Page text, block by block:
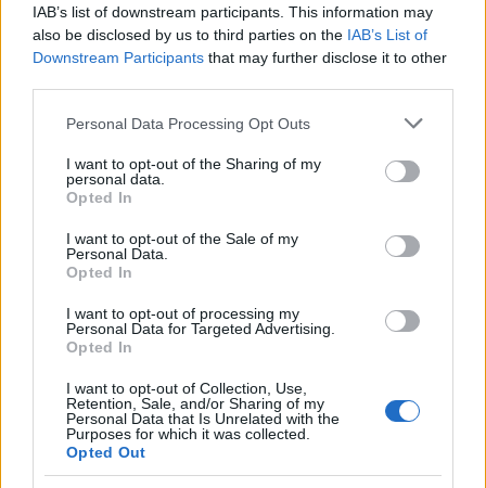
IAB’s list of downstream participants. This information may
also be disclosed by us to third parties on the IAB’s List of
Downstream Participants that may further disclose it to other
Please note that this website/app uses one or more Google
not limited to your visit or usage behaviour. You may click to
grant or deny consent to Google and its third-party tags to
use your data for below specified purposes in below Google
consent section.
Personal Data Processing Opt Outs
I want to opt-out of the Sharing of my
personal data.
Opted In
I want to opt-out of the Sale of my
Personal Data.
Opted In
I want to opt-out of processing my
Personal Data for Targeted Advertising.
Opted In
I want to opt-out of Collection, Use,
Retention, Sale, and/or Sharing of my
Personal Data that Is Unrelated with the
Purposes for which it was collected.
Opted Out
4Μεταφορές χρημάτων: Πότε μπορεί να
θεωρηθούν δωρεές και να επιβληθεί φόρος
– Τι ισχυεί για τις γονικές παροχές
5Λένα Σαμαρά: Συγκίνηση στο μνημόσυνο
κόρης του Αντώνη Σαμαρά
Πιο σχολιασμένα
Έφυγαν οι συνεργάτες, μένει η Μαρία
Καρυστιανού - Η επόμενη μέρα για την
«Ελπίδα για τη Δημοκρατία»
Canadair 515: Οι πρώτες εικόνες από την
κατασκευή του αεροσκάφους που θα
επιχειρεί και τη νύχτα στα μέτωπα της
φωτιάς
Βγήκαν ξανά τα μαχαίρια στην Ελπίδα
για τη Δημοκρατία: «Καρυστιανού,
Γρατσία και Γαλανός μετέτρεψαν το
κίνημα σε φοβικό αρχηγικό κόμμα»